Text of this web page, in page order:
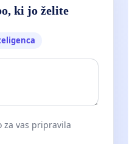
ki jo želite
za vas pripravila